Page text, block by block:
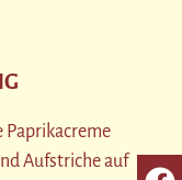
Paprikacreme
Aufstriche auf